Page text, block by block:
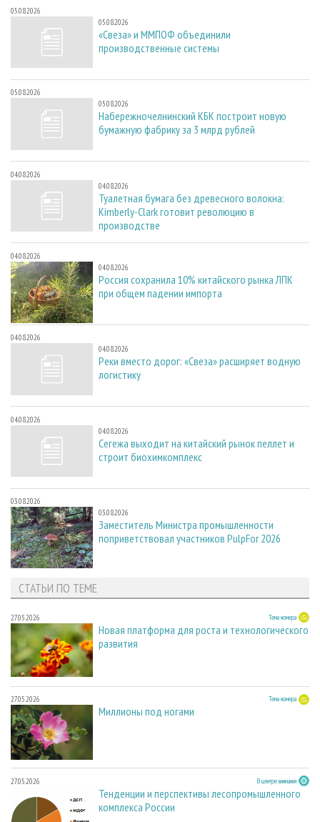
05.08.2026
05.08.2026
«Свеза» и ММПОФ объединили
производственные системы
05.08.2026
05.08.2026
Набережночелнинский КБК построит новую
бумажную фабрику за 3 млрд рублей
04.08.2026
04.08.2026
Туалетная бумага без древесного волокна:
Kimberly-Clark готовит революцию в
производстве
04.08.2026
04.08.2026
Россия сохранила 10% китайского рынка ЛПК
при общем падении импорта
04.08.2026
04.08.2026
Реки вместо дорог: «Свеза» расширяет водную
логистику
04.08.2026
04.08.2026
Сегежа выходит на китайский рынок пеллет и
строит биохимкомплекс
03.08.2026
03.08.2026
Заместитель Министра промышленности
поприветствовал участников PulpFor 2026
СТАТЬИ ПО ТЕМЕ
27.05.2026 Тема номера
Новая платформа для роста и технологического
развития
27.05.2026 Тема номера
Миллионы под ногами
27.05.2026 В центре внимания
Тенденции и перспективы лесопромышленного
комплекса России